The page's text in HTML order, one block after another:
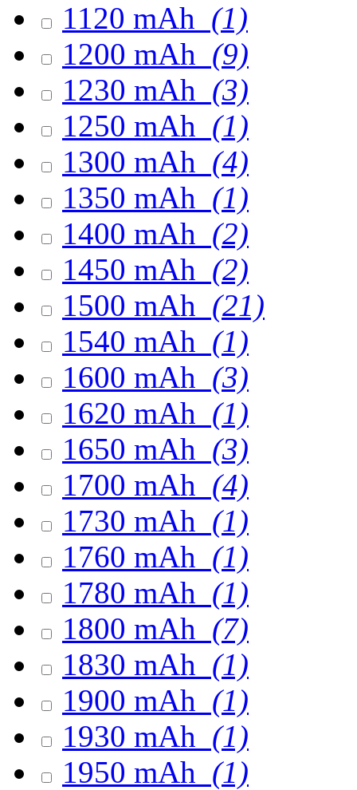
1120 mAh (1)
1200 mAh (9)
1230 mAh (3)
1250 mAh (1)
1300 mAh (4)
1350 mAh (1)
1400 mAh (2)
1450 mAh (2)
1500 mAh (21)
1540 mAh (1)
1600 mAh (3)
1620 mAh (1)
1650 mAh (3)
1700 mAh (4)
1730 mAh (1)
1760 mAh (1)
1780 mAh (1)
1800 mAh (7)
1830 mAh (1)
1900 mAh (1)
1930 mAh (1)
1950 mAh (1)